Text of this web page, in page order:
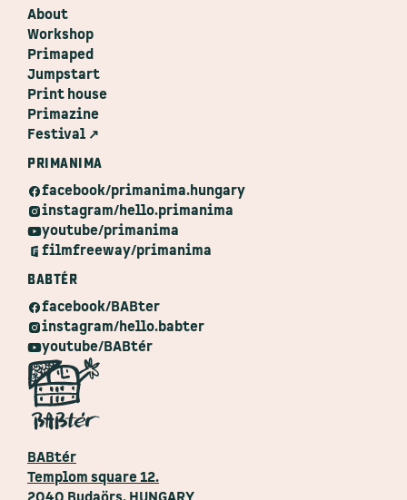
About
Workshop
Primaped
Jumpstart
Print house
Primazine
Festival ↗
PRIMANIMA
facebook/primanima.hungary
instagram/hello.primanima
youtube/primanima
filmfreeway/primanima
BABTÉR
facebook/BABter
instagram/hello.babter
youtube/BABtér
BABtér
Templom square 12.